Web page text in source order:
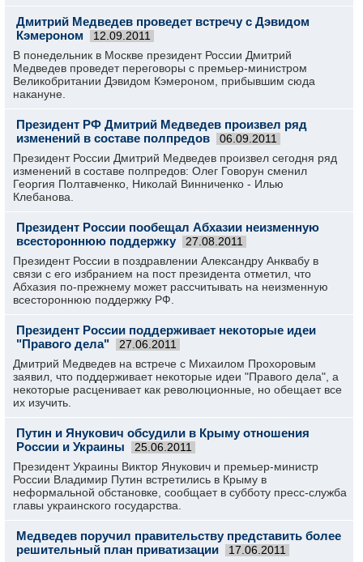
Дмитрий Медведев проведет встречу с Дэвидом
Кэмероном
12.09.2011
В понедельник в Москве президент России Дмитрий
Медведев проведет переговоры с премьер-министром
Великобритании Дэвидом Кэмероном, прибывшим сюда
накануне.
Президент РФ Дмитрий Медведев произвел ряд
изменений в составе полпредов
06.09.2011
Президент России Дмитрий Медведев произвел сегодня ряд
изменений в составе полпредов: Олег Говорун сменил
Георгия Полтавченко, Николай Винниченко - Илью
Клебанова.
Президент России пообещал Абхазии неизменную
всестороннюю поддержку
27.08.2011
Президент России в поздравлении Александру Анквабу в
связи с его избранием на пост президента отметил, что
Абхазия по-прежнему может рассчитывать на неизменную
всестороннюю поддержку РФ.
Президент России поддерживает некоторые идеи
"Правого дела"
27.06.2011
Дмитрий Медведев на встрече с Михаилом Прохоровым
заявил, что поддерживает некоторые идеи "Правого дела", а
некоторые расценивает как революционные, но обещает все
их изучить.
Путин и Янукович обсудили в Крыму отношения
России и Украины
25.06.2011
Президент Украины Виктор Янукович и премьер-министр
России Владимир Путин встретились в Крыму в
неформальной обстановке, сообщает в субботу пресс-служба
главы украинского государства.
Медведев поручил правительству представить более
решительный план приватизации
17.06.2011